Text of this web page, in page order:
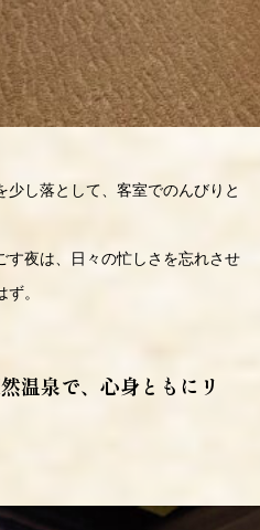
し落として、客室でのんびりと
す夜は、日々の忙しさを忘れさせ
。
温泉で、心身ともにリ